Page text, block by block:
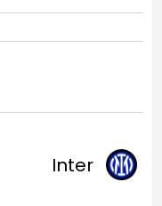
Inter